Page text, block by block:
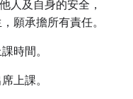
及自身的安全，
願承擔所有責任。
時間。
上課。